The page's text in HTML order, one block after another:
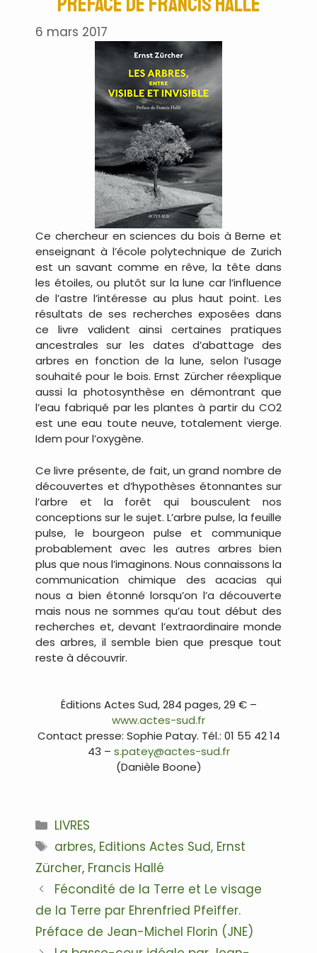
6 mars 2017
Ce chercheur en sciences du bois à Berne et
enseignant à l’école polytechnique de Zurich
est un savant comme en rêve, la tête dans
les étoiles, ou plutôt sur la lune car l’influence
de l’astre l’intéresse au plus haut point. Les
résultats de ses recherches exposées dans
ce livre valident ainsi certaines pratiques
ancestrales sur les dates d’abattage des
arbres en fonction de la lune, selon l’usage
souhaité pour le bois. Ernst Zürcher réexplique
aussi la photosynthèse en démontrant que
l’eau fabriqué par les plantes à partir du CO2
est une eau toute neuve, totalement vierge.
Idem pour l’oxygène.
Ce livre présente, de fait, un grand nombre de
découvertes et d’hypothèses étonnantes sur
l’arbre et la forêt qui bousculent nos
conceptions sur le sujet. L’arbre pulse, la feuille
pulse, le bourgeon pulse et communique
probablement avec les autres arbres bien
plus que nous l’imaginons. Nous connaissons la
communication chimique des acacias qui
nous a bien étonné lorsqu’on l’a découverte
mais nous ne sommes qu’au tout début des
recherches et, devant l’extraordinaire monde
des arbres, il semble bien que presque tout
reste à découvrir.
Éditions Actes Sud, 284 pages, 29 € –
www.actes-sud.fr
Contact presse: Sophie Patay. Tél.: 01 55 42 14
43 – s.patey@actes-sud.fr
(Danièle Boone)
Catégories
LIVRES
Étiquettes
arbres, Editions Actes Sud, Ernst
Zürcher, Francis Hallé
Navigation
des
articles
Fécondité de la Terre et Le visage
de la Terre par Ehrenfried Pfeiffer.
Préface de Jean-Michel Florin (JNE)